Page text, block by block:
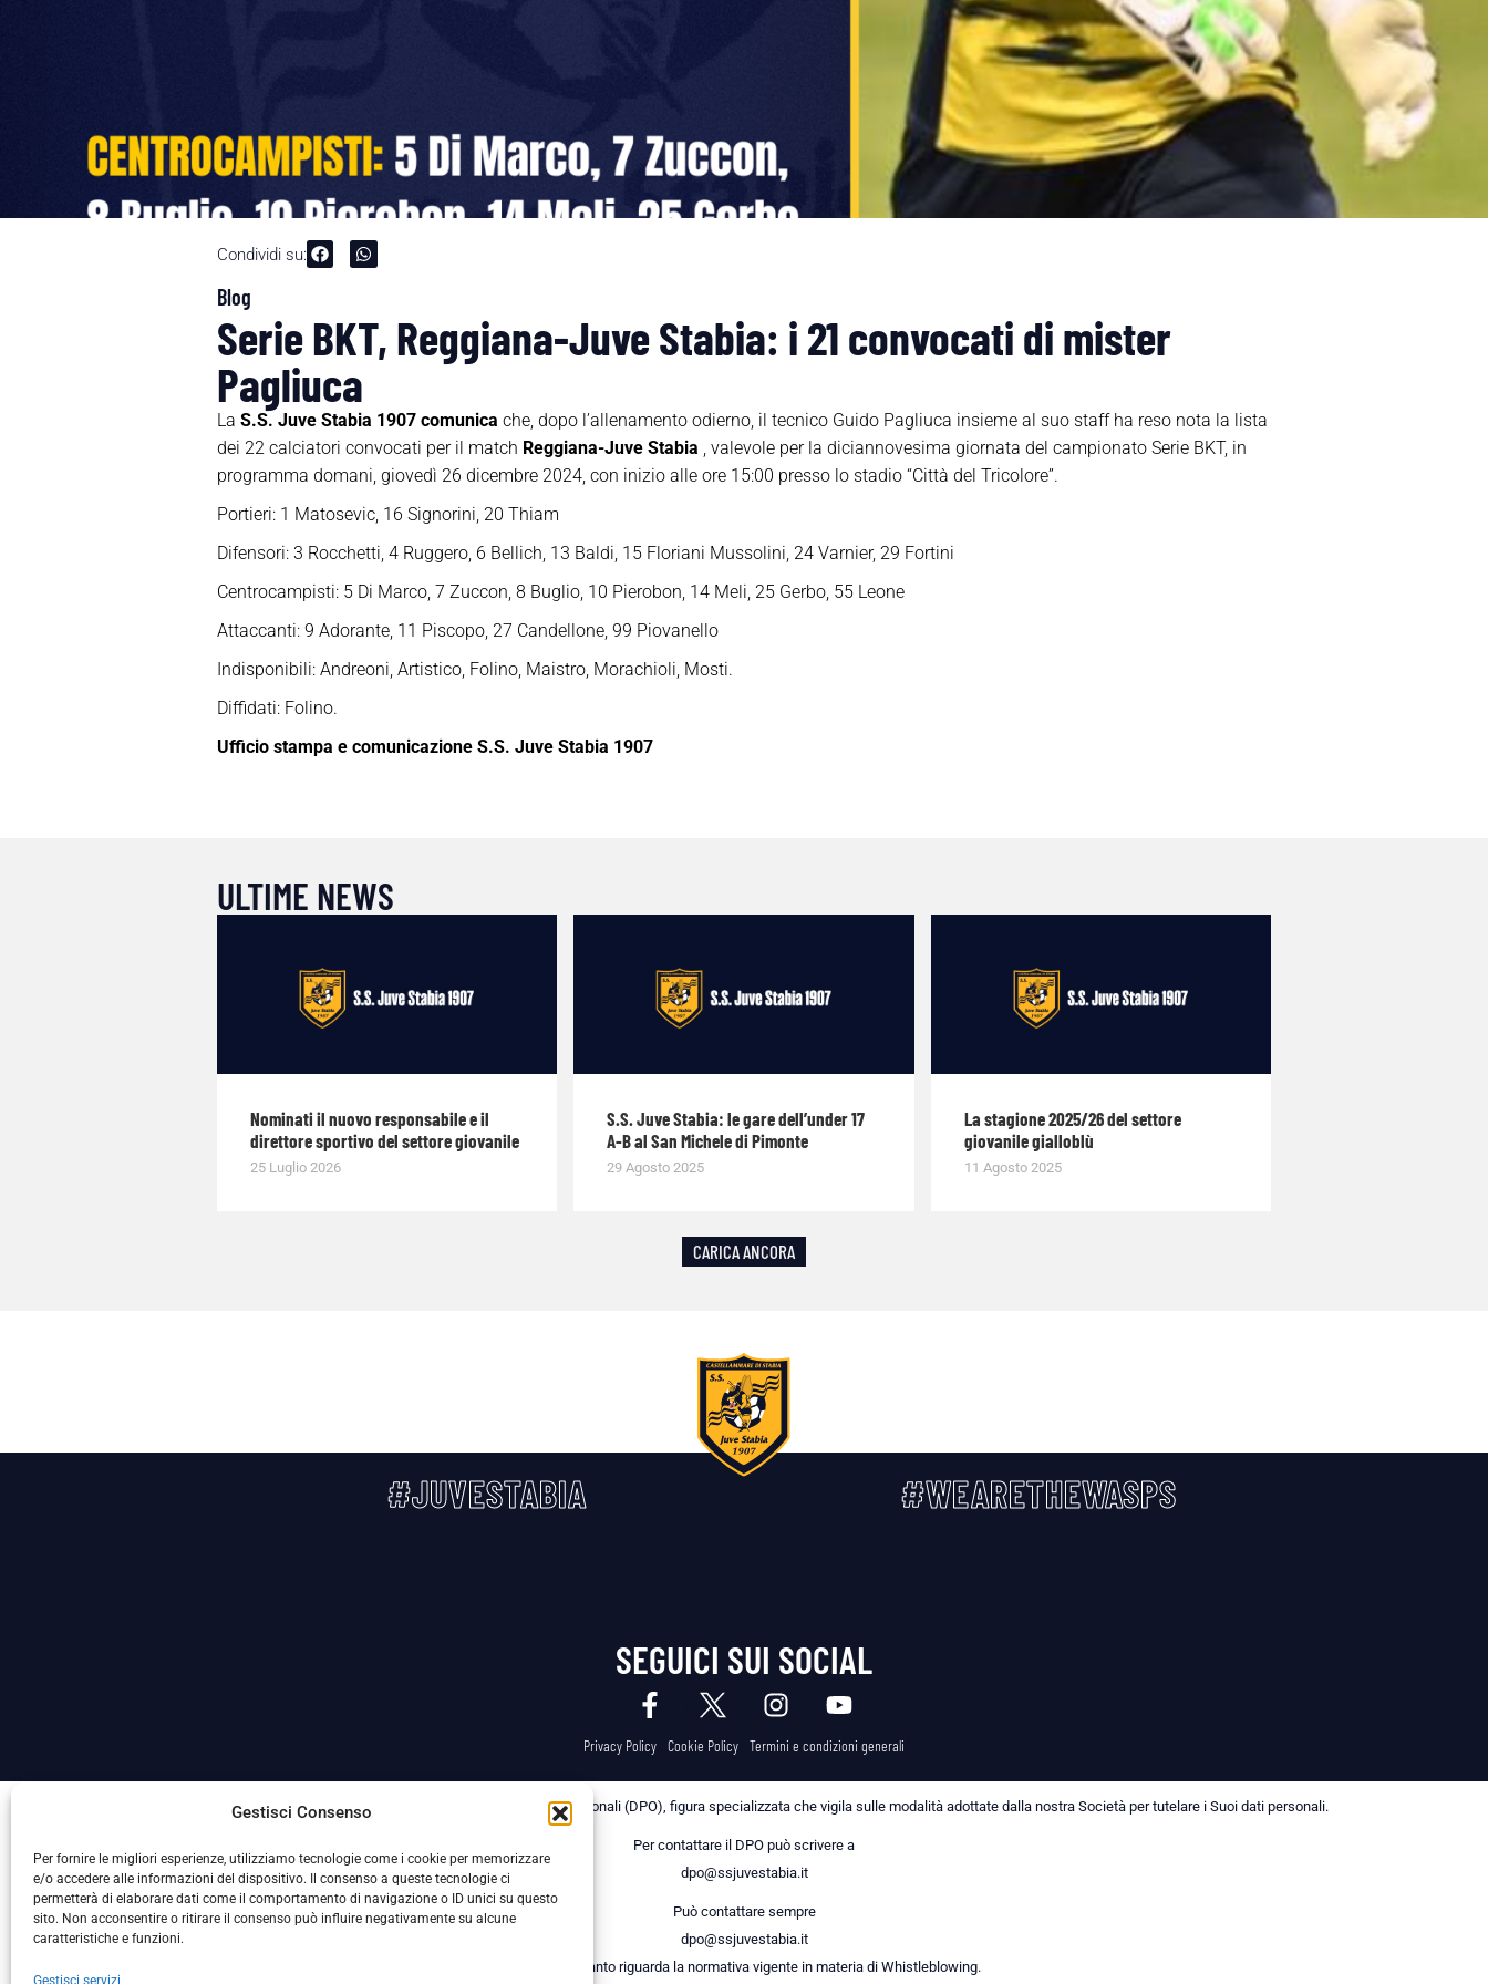
Gestisci Consenso
Per fornire le migliori esperienze, utilizziamo tecnologie come i cookie per memorizzare
e/o accedere alle informazioni del dispositivo. Il consenso a queste tecnologie ci
permetterà di elaborare dati come il comportamento di navigazione o ID unici su questo
sito. Non acconsentire o ritirare il consenso può influire negativamente su alcune
caratteristiche e funzioni.
Gestisci servizi
Condividi su:
Blog
Serie BKT, Reggiana-Juve Stabia: i 21 convocati di mister
Pagliuca
La S.S. Juve Stabia 1907 comunica che, dopo l’allenamento odierno, il tecnico Guido Pagliuca insieme al suo staff ha reso nota la lista
dei 22 calciatori convocati per il match Reggiana-Juve Stabia , valevole per la diciannovesima giornata del campionato Serie BKT, in
programma domani, giovedì 26 dicembre 2024, con inizio alle ore 15:00 presso lo stadio “Città del Tricolore”.
Portieri: 1 Matosevic, 16 Signorini, 20 Thiam
Difensori: 3 Rocchetti, 4 Ruggero, 6 Bellich, 13 Baldi, 15 Floriani Mussolini, 24 Varnier, 29 Fortini
Centrocampisti: 5 Di Marco, 7 Zuccon, 8 Buglio, 10 Pierobon, 14 Meli, 25 Gerbo, 55 Leone
Attaccanti: 9 Adorante, 11 Piscopo, 27 Candellone, 99 Piovanello
Indisponibili: Andreoni, Artistico, Folino, Maistro, Morachioli, Mosti.
Diffidati: Folino.
Ufficio stampa e comunicazione S.S. Juve Stabia 1907
ULTIME NEWS
Nominati il nuovo responsabile e il
direttore sportivo del settore giovanile
25 Luglio 2026
S.S. Juve Stabia: le gare dell’under 17
A-B al San Michele di Pimonte
29 Agosto 2025
La stagione 2025/26 del settore
giovanile gialloblù
11 Agosto 2025
CARICA ANCORA
#JUVESTABIA #WEARETHEWASPS
SEGUICI SUI SOCIAL
Privacy Policy Cookie Policy Termini e condizioni generali
La Società ha nominato il Responsabile della Protezione dei Dati Personali (DPO), figura specializzata che vigila sulle modalità adottate dalla nostra Società per tutelare i Suoi dati personali.
Per contattare il DPO può scrivere a
dpo@ssjuvestabia.it
Può contattare sempre
dpo@ssjuvestabia.it
anche per quanto riguarda la normativa vigente in materia di Whistleblowing.